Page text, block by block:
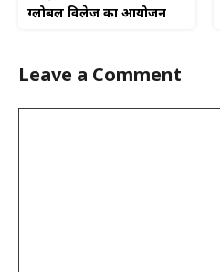
ग्लोबल विलेज का आयोजन
Leave a Comment